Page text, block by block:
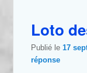
Loto
Publié le 17
réponse